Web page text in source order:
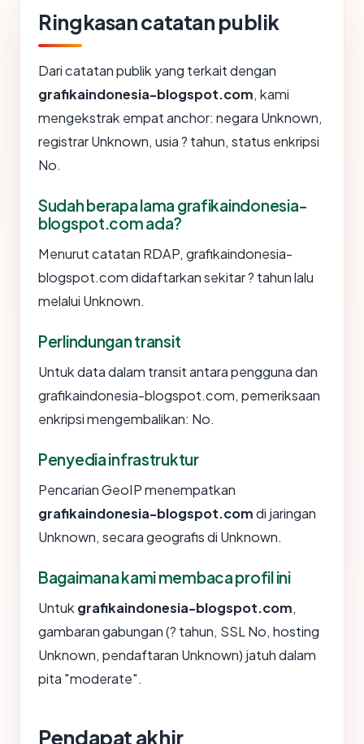
Ringkasan catatan publik
Dari catatan publik yang terkait dengan
grafikaindonesia-blogspot.com, kami
mengekstrak empat anchor: negara Unknown,
registrar Unknown, usia ? tahun, status enkripsi
No.
Sudah berapa lama grafikaindonesia-
blogspot.com ada?
Menurut catatan RDAP, grafikaindonesia-
blogspot.com didaftarkan sekitar ? tahun lalu
melalui Unknown.
Perlindungan transit
Untuk data dalam transit antara pengguna dan
grafikaindonesia-blogspot.com, pemeriksaan
enkripsi mengembalikan: No.
Penyedia infrastruktur
Pencarian GeoIP menempatkan
grafikaindonesia-blogspot.comdi jaringan
Unknown, secara geografis di Unknown.
Bagaimana kami membaca profil ini
Untuk grafikaindonesia-blogspot.com,
gambaran gabungan (? tahun, SSL No, hosting
Unknown, pendaftaran Unknown) jatuh dalam
pita "moderate".
Pendapat akhir